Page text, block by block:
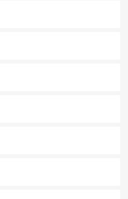
地元の風情を楽しめる外せないスポット